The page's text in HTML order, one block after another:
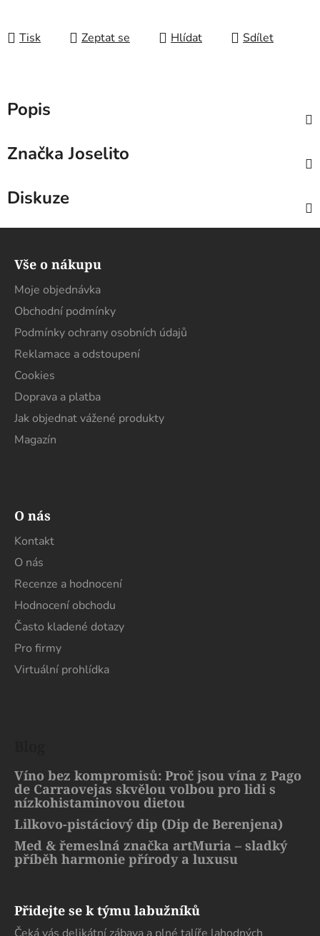
Tisk Zeptat se Hlídat Sdílet
Popis
Značka Joselito
Diskuze
Vše o nákupu
Moje objednávka
Obchodní podmínky
Podmínky ochrany osobních údajů
Reklamace a odstoupení
Cookies
Doprava a platba
Jak objednat vážené produkty
Magazín
O nás
Kontakt
O nás
Recenze a hodnocení
Hodnocení obchodu
Často kladené dotazy
Pro firmy
Virtuální prohlídka
Víno bez kompromisů: Proč jsou vína z Pago
de Carraovejas skvělou volbou pro lidi s
nízkohistaminovou dietou
Lilkovo-pistáciový dip (Dip de Berenjena)
Med & řemeslná značka artMuria – sladký
příběh harmonie přírody a luxusu
Přidejte se k týmu labužníků